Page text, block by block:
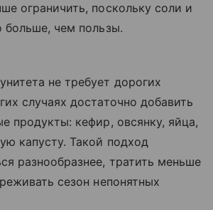
ограничить, поскольку соли и
больше, чем пользы.
не требует дорогих
случаях достаточно добавить
продукты: кефир, овсянку, яйца,
капусту. Такой подход
разнообразнее, тратить меньше
сезон непонятных